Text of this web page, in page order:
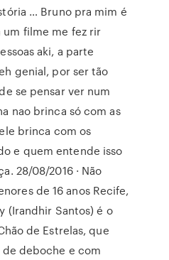
… Bruno pra mim é
filme me fez rir
aki, a parte
genial, por ser tão
se pensar ver num
nao brinca só com as
brinca com os
e quem entende isso
28/08/2016 · Não
de 16 anos Recife,
(Irandhir Santos) é o
de Estrelas, que
deboche e com